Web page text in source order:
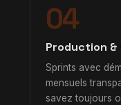
04
Production &
Sprints avec
mensuels
savez toujours